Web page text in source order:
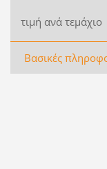
τιμή ανά τεμάχιο
Βασικές